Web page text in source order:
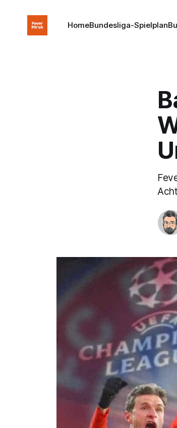
HomeBundesliga-Spielplan